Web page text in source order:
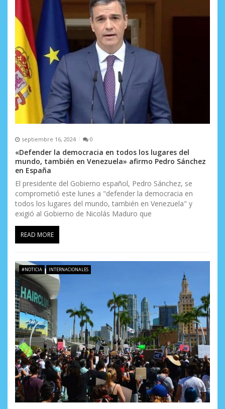
septiembre 16, 2024 0
«Defender la democracia en todos los lugares del
mundo, también en Venezuela» afirmo Pedro Sánchez
en España
El presidente del Gobierno español, Pedro Sánchez, se
comprometió este lunes a "defender la democracia en
todos los lugares del mundo, también en Venezuela" y
exigió al Gobierno de Nicolás Maduro que
READ MORE
#NOTICIA INTERNACIONALES